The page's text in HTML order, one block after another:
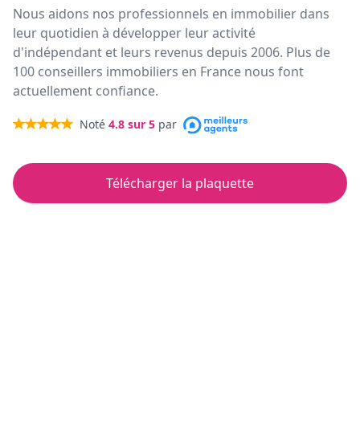
Nous aidons nos professionnels en immobilier dans
leur quotidien à développer leur activité
d'indépendant et leurs revenus depuis 2006. Plus de
100 conseillers immobiliers en France nous font
actuellement confiance.
Noté 4.8 sur 5 par
Télécharger la plaquette